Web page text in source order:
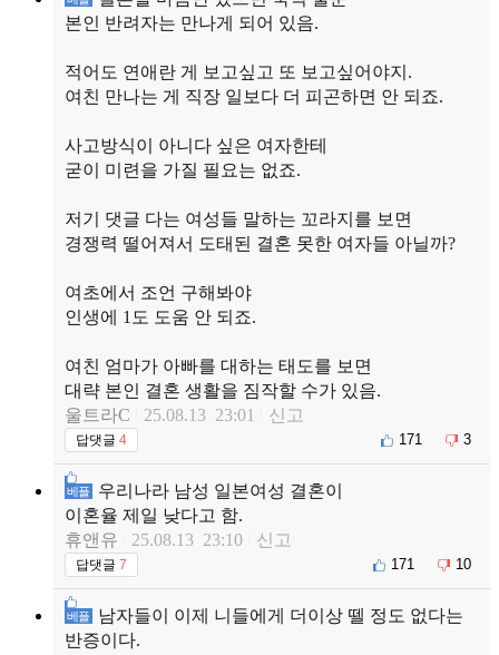
본인 반려자는 만나게 되어 있음.
적어도 연애란 게 보고싶고 또 보고싶어야지.
여친 만나는 게 직장 일보다 더 피곤하면 안 되죠.
사고방식이 아니다 싶은 여자한테
굳이 미련을 가질 필요는 없죠.
저기 댓글 다는 여성들 말하는 꼬라지를 보면
경쟁력 떨어져서 도태된 결혼 못한 여자들 아닐까?
여초에서 조언 구해봐야
인생에 1도 도움 안 되죠.
여친 엄마가 아빠를 대하는 태도를 보면
대략 본인 결혼 생활을 짐작할 수가 있음.
울트라C
25.08.13 23:01 신고
답댓글 4 171 3
베플
우리나라 남성 일본여성 결혼이
이혼율 제일 낮다고 함.
휴앤유
25.08.13 23:10 신고
답댓글 7 171 10
베플
남자들이 이제 니들에게 더이상 뗄 정도 없다는
반증이다.